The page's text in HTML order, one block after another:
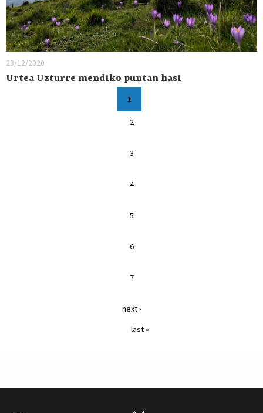
23/12/2020
Urtea Uzturre mendiko puntan hasi
1
2
3
4
5
6
7
next ›
last »